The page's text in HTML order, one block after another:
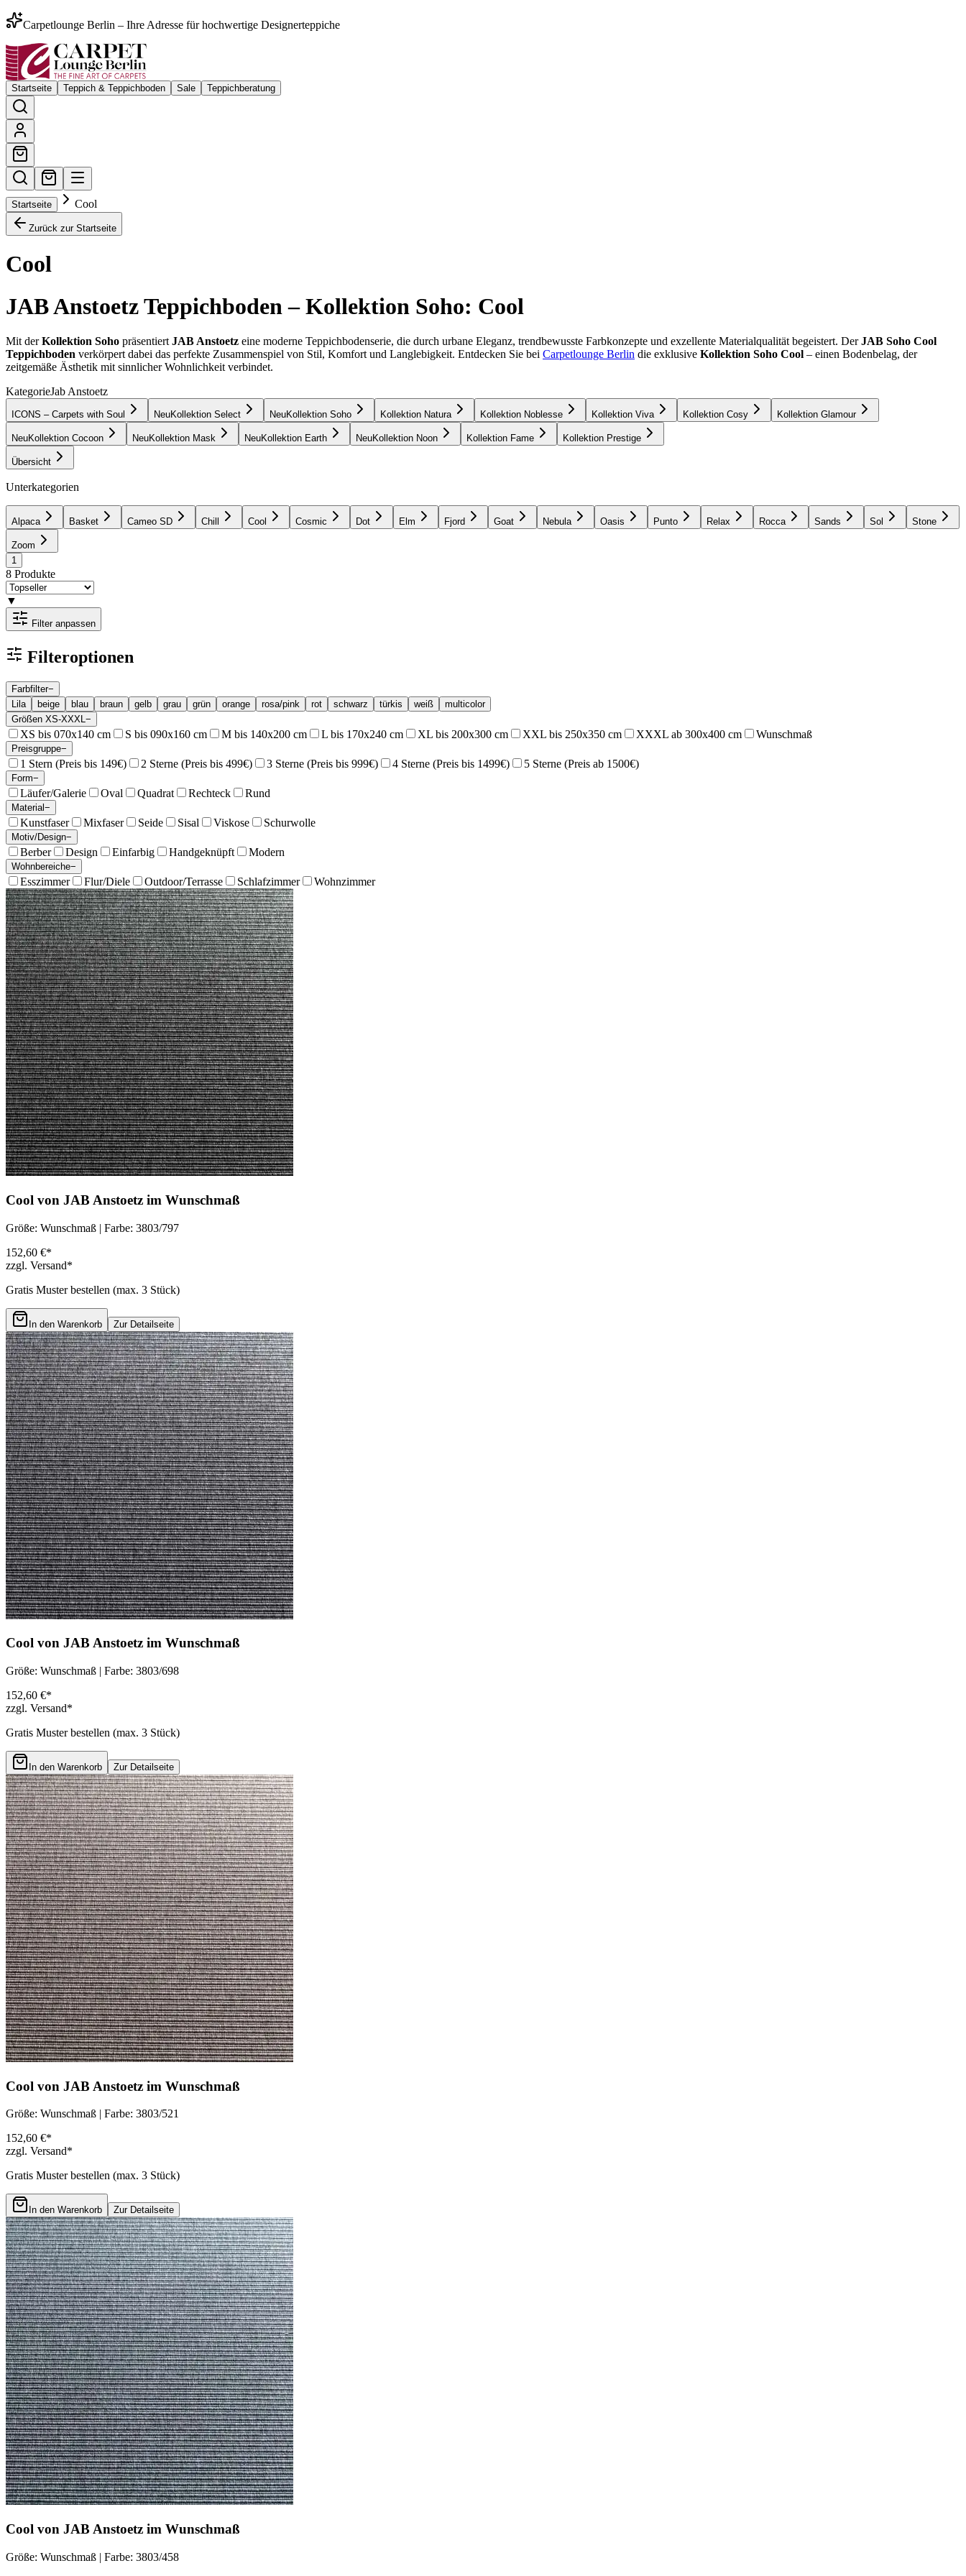
Carpetlounge Berlin – Ihre Adresse für hochwertige Designerteppiche
Startseite Teppich & Teppichboden Sale Teppichberatung
Startseite Cool
Zurück zur Startseite
Cool
JAB Anstoetz Teppichboden – Kollektion Soho: Cool
Mit derKollektion Soho präsentiert JAB Anstoetz eine moderne Teppichbodenserie, die durch urbane Eleganz, trendbewusste Farbkonzepte und exzellente Materialqualität begeistert. DerJAB Soho Cool
Teppichboden verkörpert dabei das perfekte Zusammenspiel von Stil, Komfort und Langlebigkeit. Entdecken Sie bei Carpetlounge Berlin die exklusive Kollektion Soho Cool – einen Bodenbelag, der
zeitgemäße Ästhetik mit sinnlicher Wohnlichkeit verbindet.
KategorieJab Anstoetz
ICONS – Carpets with Soul NeuKollektion Select NeuKollektion Soho Kollektion Natura Kollektion Noblesse Kollektion Viva Kollektion Cosy Kollektion Glamour
NeuKollektion Cocoon NeuKollektion Mask NeuKollektion Earth NeuKollektion Noon Kollektion Fame Kollektion Prestige
Übersicht
Unterkategorien
Alpaca Basket Cameo SD Chill Cool Cosmic Dot Elm Fjord Goat Nebula Oasis Punto Relax Rocca Sands Sol Stone
Zoom
1
8 Produkte
▼
Filter anpassen
Filteroptionen
Farbfilter−
Lila
beige blau braun gelb grau grün orange rosa/pink rot schwarz türkis weiß
multicolor
Größen XS-XXXL−
XS bis 070x140 cm S bis 090x160 cm M bis 140x200 cm L bis 170x240 cm XL bis 200x300 cm XXL bis 250x350 cm XXXL ab 300x400 cm Wunschmaß
Preisgruppe−
1 Stern (Preis bis 149€) 2 Sterne (Preis bis 499€) 3 Sterne (Preis bis 999€) 4 Sterne (Preis bis 1499€) 5 Sterne (Preis ab 1500€)
Form−
Läufer/Galerie Oval Quadrat Rechteck Rund
Material−
Kunstfaser Mixfaser Seide Sisal Viskose Schurwolle
Motiv/Design−
Berber Design Einfarbig Handgeknüpft Modern
Wohnbereiche−
Esszimmer Flur/Diele Outdoor/Terrasse Schlafzimmer Wohnzimmer
Cool von JAB Anstoetz im Wunschmaß
Größe: Wunschmaß | Farbe: 3803/797
152,60 €*
zzgl. Versand*
Gratis Muster bestellen (max. 3 Stück)
In den Warenkorb Zur Detailseite
Cool von JAB Anstoetz im Wunschmaß
Größe: Wunschmaß | Farbe: 3803/698
152,60 €*
zzgl. Versand*
Gratis Muster bestellen (max. 3 Stück)
In den Warenkorb Zur Detailseite
Cool von JAB Anstoetz im Wunschmaß
Größe: Wunschmaß | Farbe: 3803/521
152,60 €*
zzgl. Versand*
Gratis Muster bestellen (max. 3 Stück)
In den Warenkorb Zur Detailseite
Cool von JAB Anstoetz im Wunschmaß
Größe: Wunschmaß | Farbe: 3803/458